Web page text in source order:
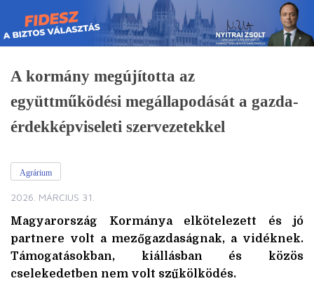
Skip
to
content
A kormány megújította az
együttműködési megállapodását a gazda-
érdekképviseleti szervezetekkel
Agrárium
2026. MÁRCIUS 31.
Magyarország Kormánya elkötelezett és jó
partnere volt a mezőgazdaságnak, a vidéknek.
Támogatásokban, kiállásban és közös
cselekedetben nem volt szűkölködés.